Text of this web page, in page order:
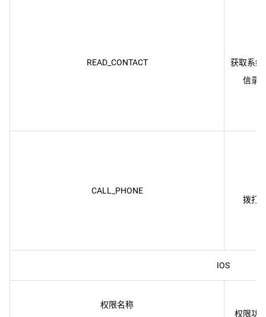
READ_CONTACT 获取系统
CALL_PHONE
IOS
权限名称